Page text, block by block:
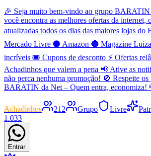
🎉 Seja muito bem-vindo ao grupo
você encontra as melhores ofertas da internet,
atualizadas todos os dias das maiores lojas do
Mercado Livre ⚫ Amazon 🔵 Magazine
incríveis 🎟️ Cupons de desconto ⚡ Ofertas
Achadinhos que valem a pena 📢 Ative as
não perca nenhuma promoção! 🚫 Respeite os
BARATIN da Net – Quem entra, economiza!
Achadinhos 212 Grupo Livre
1.033
Entrar